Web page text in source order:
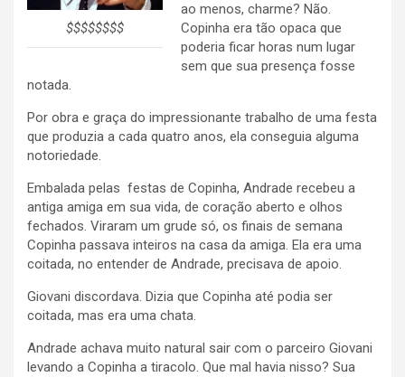
$$$$$$$$
ao menos, charme? Não.
Copinha era tão opaca que
poderia ficar horas num lugar
sem que sua presença fosse
notada.
Por obra e graça do impressionante trabalho de uma festa
que produzia a cada quatro anos, ela conseguia alguma
notoriedade.
Embalada pelas festas de Copinha, Andrade recebeu a
antiga amiga em sua vida, de coração aberto e olhos
fechados. Viraram um grude só, os finais de semana
Copinha passava inteiros na casa da amiga. Ela era uma
coitada, no entender de Andrade, precisava de apoio.
Giovani discordava. Dizia que Copinha até podia ser
coitada, mas era uma chata.
Andrade achava muito natural sair com o parceiro Giovani
levando a Copinha a tiracolo. Que mal havia nisso? Sua